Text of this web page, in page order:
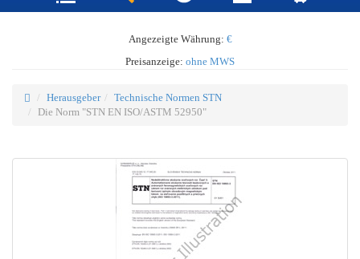
Angezeigte Währung: €
Preisanzeige: ohne MWS
Herausgeber
Technische Normen STN
Die Norm "STN EN ISO/ASTM 52950"